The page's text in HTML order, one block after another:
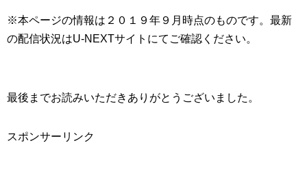
※本ページの情報は２０１９年９月時点のものです。最新
の配信状況はU-NEXTサイトにてご確認ください。
最後までお読みいただきありがとうございました。
スポンサーリンク